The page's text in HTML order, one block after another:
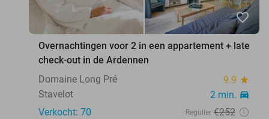
favorite_border
Overnachtingen voor 2 in een appartement + late
check-out in de Ardennen
Domaine Long Pré
9.9 star
Stavelot 2 min. directions_car
Verkocht: 70 Regulier €252